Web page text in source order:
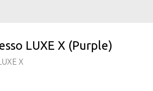
LUXE X (Purple)
X